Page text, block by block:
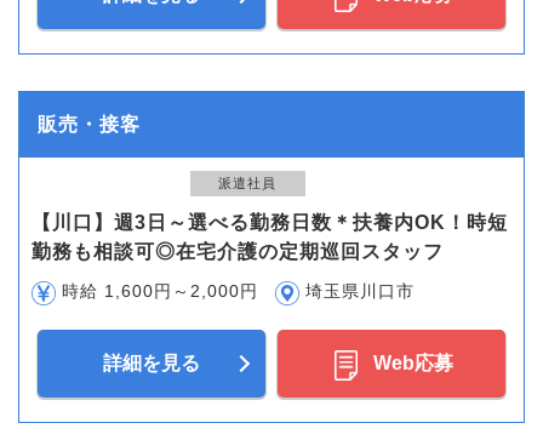
販売・接客
派遣社員
【川口】週3日～選べる勤務日数＊扶養内OK！時短
勤務も相談可◎在宅介護の定期巡回スタッフ
時給 1,600円～2,000円 埼玉県川口市
詳細を見る Web応募